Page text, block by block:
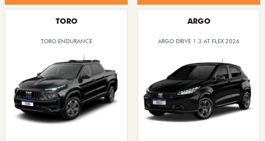
TORO
TORO ENDURANCE
ARGO
ARGO DRIVE 1.3 AT FLEX 2026